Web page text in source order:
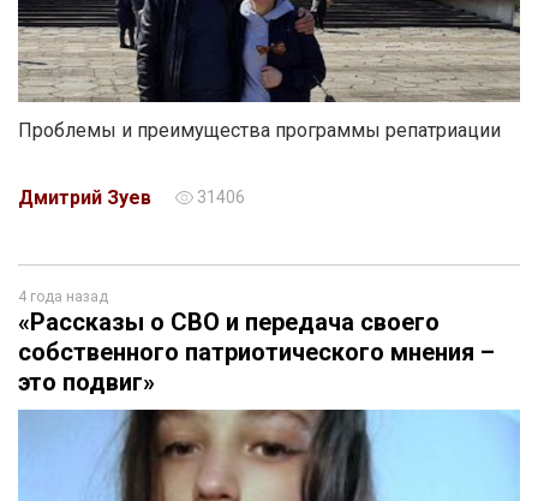
Проблемы и преимущества программы репатриации
Дмитрий Зуев 31406
4 года назад
«Рассказы о СВО и передача своего
собственного патриотического мнения –
это подвиг»